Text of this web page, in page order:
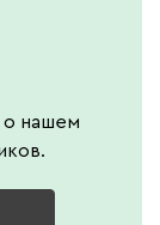
о нашем